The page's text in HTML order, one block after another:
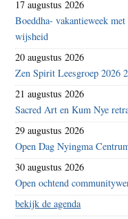
17 augustus 2026
Boeddha- vakantieweek
wijsheid
20 augustus 2026
Zen Spirit Leesgroep 2026
21 augustus 2026
Sacred Art en Kum Nye
29 augustus 2026
Open Dag Nyingma
30 augustus 2026
Open ochtend
bekijk de agenda